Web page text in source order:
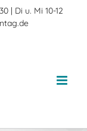
| Di u. Mi 10-12